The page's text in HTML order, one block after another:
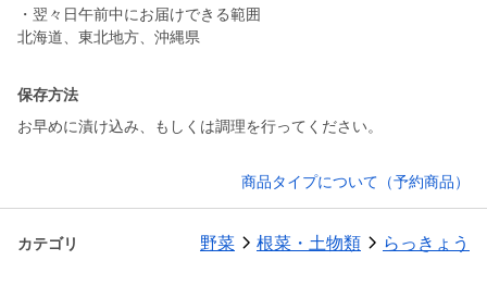
・翌々日午前中にお届けできる範囲
北海道、東北地方、沖縄県
保存方法
お早めに漬け込み、もしくは調理を行ってください。
商品タイプについて（予約商品）
カテゴリ 野菜 根菜・土物類 らっきょう